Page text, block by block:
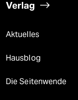
Verlag
Aktuelles
Hausblog
Die Seitenwende